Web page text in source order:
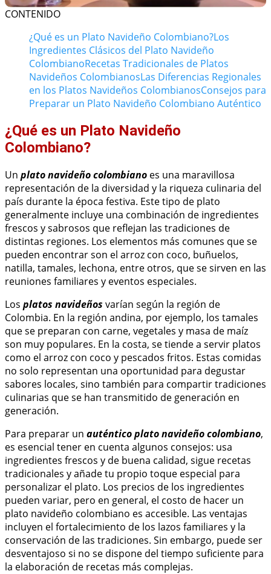
CONTENIDO
¿Qué es un Plato Navideño Colombiano?Los
Ingredientes Clásicos del Plato Navideño
ColombianoRecetas Tradicionales de Platos
Navideños ColombianosLas Diferencias Regionales
en los Platos Navideños ColombianosConsejos para
Preparar un Plato Navideño Colombiano Auténtico
¿Qué es un Plato Navideño
Colombiano?
Un plato navideño colombiano es una maravillosa
representación de la diversidad y la riqueza culinaria del
país durante la época festiva. Este tipo de plato
generalmente incluye una combinación de ingredientes
frescos y sabrosos que reflejan las tradiciones de
distintas regiones. Los elementos más comunes que se
pueden encontrar son el arroz con coco, buñuelos,
natilla, tamales, lechona, entre otros, que se sirven en las
reuniones familiares y eventos especiales.
Los platos navideños varían según la región de
Colombia. En la región andina, por ejemplo, los tamales
que se preparan con carne, vegetales y masa de maíz
son muy populares. En la costa, se tiende a servir platos
como el arroz con coco y pescados fritos. Estas comidas
no solo representan una oportunidad para degustar
sabores locales, sino también para compartir tradiciones
culinarias que se han transmitido de generación en
generación.
Para preparar un auténtico plato navideño colombiano,
es esencial tener en cuenta algunos consejos: usa
ingredientes frescos y de buena calidad, sigue recetas
tradicionales y añade tu propio toque especial para
personalizar el plato. Los precios de los ingredientes
pueden variar, pero en general, el costo de hacer un
plato navideño colombiano es accesible. Las ventajas
incluyen el fortalecimiento de los lazos familiares y la
conservación de las tradiciones. Sin embargo, puede ser
desventajoso si no se dispone del tiempo suficiente para
la elaboración de recetas más complejas.